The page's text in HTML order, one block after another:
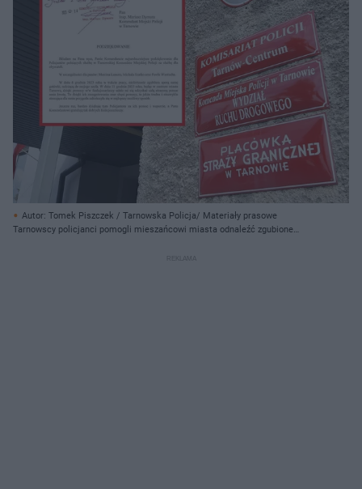
Autor: Tomek Piszczek / Tarnowska Policja/ Materiały prasowe
Tarnowscy policjanci pomogli mieszańcowi miasta odnaleźć zgubione